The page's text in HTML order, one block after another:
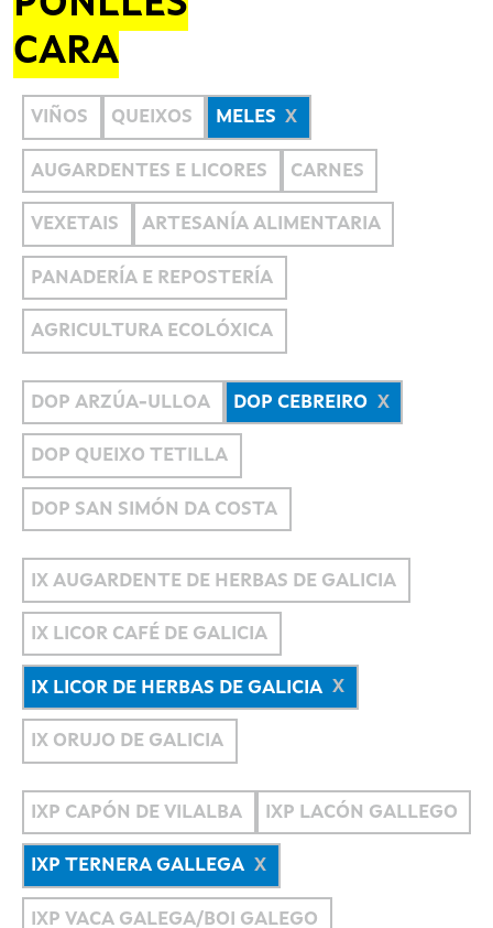
CARA
VIÑOS QUEIXOS MELES
AUGARDENTES E LICORES CARNES
VEXETAIS ARTESANÍA ALIMENTARIA
PANADERÍA E REPOSTERÍA
AGRICULTURA ECOLÓXICA
DOP ARZÚA-ULLOA DOP CEBREIRO
DOP QUEIXO TETILLA
DOP SAN SIMÓN DA COSTA
IX AUGARDENTE DE HERBAS DE GALICIA
IX LICOR CAFÉ DE GALICIA
IX LICOR DE HERBAS DE GALICIA
IX ORUJO DE GALICIA
IXP CAPÓN DE VILALBA IXP LACÓN GALLEGO
IXP TERNERA GALLEGA
IXP VACA GALEGA/BOI GALEGO